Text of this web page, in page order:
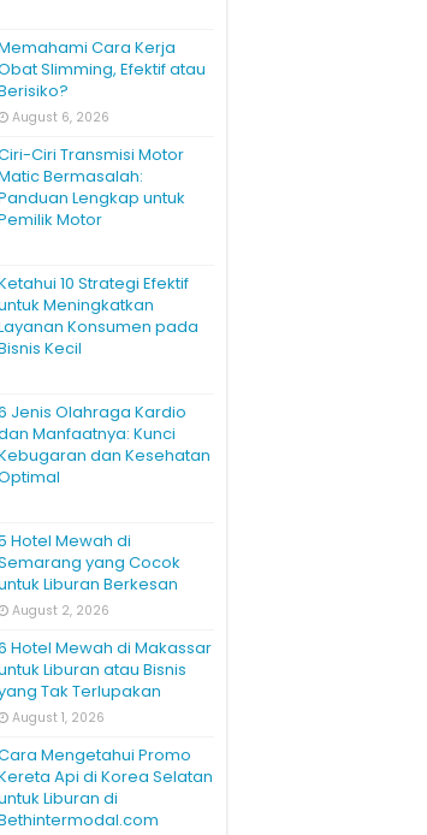
Cara Kerja
Slimming, Efektif atau
August 6, 2026
Ciri Transmisi Motor
Bermasalah:
Lengkap untuk
Motor
10 Strategi Efektif
Meningkatkan
Konsumen pada
Kecil
Jenis Olahraga Kardio
Manfaatnya: Kunci
dan Kesehatan
Hotel Mewah di
yang Cocok
Liburan Berkesan
August 2, 2026
Hotel Mewah di Makassar
Liburan atau Bisnis
Tak Terlupakan
August 1, 2026
Mengetahui Promo
Api di Korea Selatan
Liburan di